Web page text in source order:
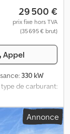
29 500 €
prix fixe hors TVA
(35 695 € brut)
Appel
330 kW
type de carburant:
diesel, couleur:
, type d'engrenage:
air, nombre
Annonce